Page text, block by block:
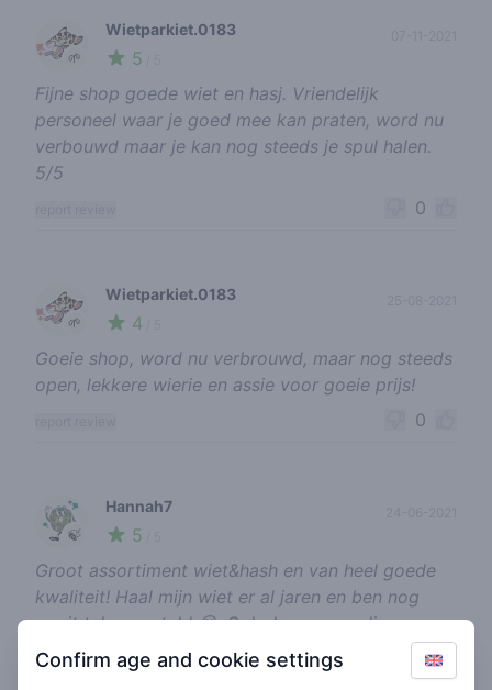
🌱
Wietparkiet.0183
5
Fijne shop goede wiet en hasj. Vriendelijk
personeel waar je goed mee kan praten, word nu
verbouwd maar je kan nog steeds je spul halen.
5/5
0
🌱
Wietparkiet.0183
4
Goeie shop, word nu verbrouwd, maar nog steeds
open, lekkere wierie en assie voor goeie prijs!
0
🍃
Hannah7
5
Groot assortiment wiet&hash en van heel goede
kwaliteit! Haal mijn wiet er al jaren en ben nog
nooit teleurgesteld 😊. Ook de mensen die er
werken zijn vriendelijk en bereid goed advies te
geven. Nu aan het verbouwen (verkoop gaat
Confirm age and cookie settings